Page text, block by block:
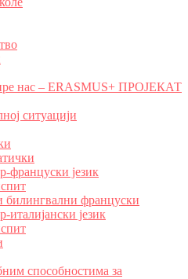
нас – ERASMUS+ ПРОЈЕКАТ
ситуацији
француски језик
билингвални француски
италијански језик
способностима за